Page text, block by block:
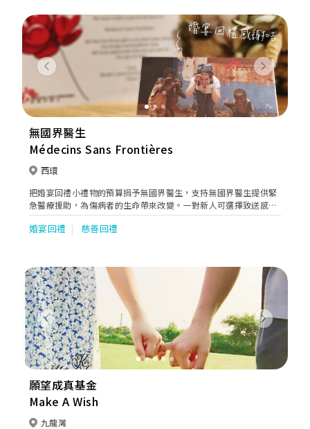
Previous Next
無國界醫生
Médecins Sans Frontières
西環
把婚宴回禮小禮物的預算捐予無國界醫生，支持無國界醫生提供緊
急醫療援助，為傷病者的生命帶來改變。一對新人可選擇致送感謝
咭給每一位賓客及自訂座檯咭內容把心意傳達。將祝福和希望分享
給有需要的人，與無國界醫生一起救急扶危，比致送小禮物更有意
婚宴回禮 慈善回禮
Previous Next
願望成真基金
Make A Wish
九龍灣